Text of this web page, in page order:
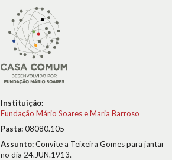
Instituição:
Fundação Mário Soares e Maria Barroso
Pasta:08080.105
Assunto:Convite a Teixeira Gomes para jantar
no dia 24.JUN.1913.